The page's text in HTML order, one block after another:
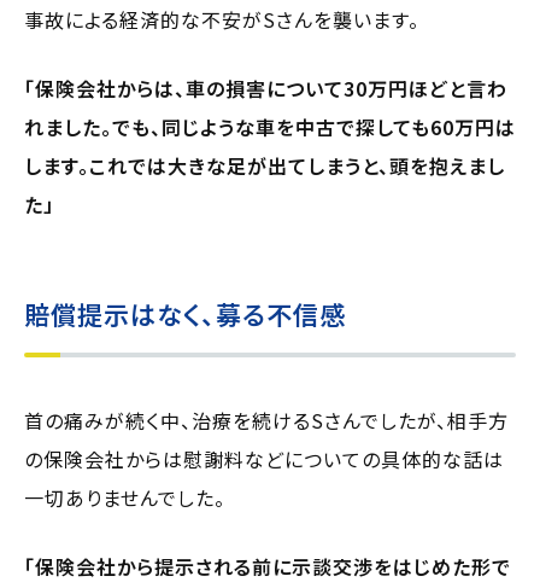
事故による経済的な不安がSさんを襲います。
「保険会社からは、車の損害について30万円ほどと言わ
れました。でも、同じような車を中古で探しても60万円は
します。これでは大きな足が出てしまうと、頭を抱えまし
た」
賠償提示はなく、募る不信感
首の痛みが続く中、治療を続けるSさんでしたが、相手方
の保険会社からは慰謝料などについての具体的な話は
一切ありませんでした。
「保険会社から提示される前に示談交渉をはじめた形で